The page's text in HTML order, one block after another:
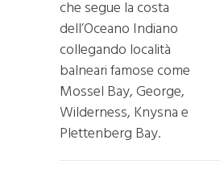
che segue la costa
dell’Oceano Indiano
collegando località
balneari famose come
Mossel Bay, George,
Wilderness, Knysna e
Plettenberg Bay.